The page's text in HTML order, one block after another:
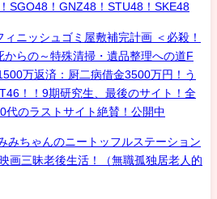
SGO48！GNZ48！STU48！SKE48
ニッシュゴミ屋敷補完計画 ＜必殺！
らの～特殊清掃・遺品整理への道F
万返済：厨二病借金3500万円！う
！！9期研究生、最後のサイト！全
代のラストサイト絶賛！公開中
みちゃんのニートッフルステーション
画三昧老後生活！（無職孤独居老人的